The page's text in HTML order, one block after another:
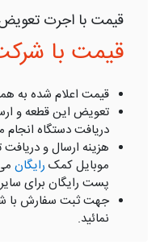
قیمت با
قیمت اعلام شده به
تعویض این قطعه و
دریافت دستگاه
هزینه ارسال و
موبایل کمک رایگان
پست رایگان برای
جهت ثبت سفارش با
نمائید.